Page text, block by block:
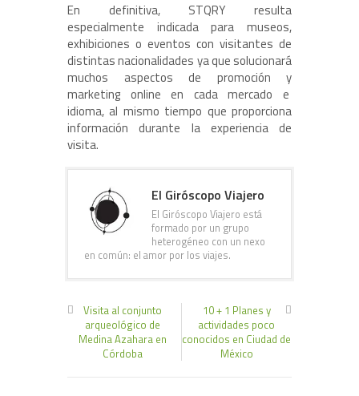
En definitiva, STQRY resulta
especialmente indicada para museos,
exhibiciones o eventos con visitantes de
distintas nacionalidades ya que solucionará
muchos aspectos de promoción y
marketing online en cada mercado e
idioma, al mismo tiempo que proporciona
información durante la experiencia de
visita.
El Giróscopo Viajero
El Giróscopo Viajero está
formado por un grupo
heterogéneo con un nexo
en común: el amor por los viajes.
Visita al conjunto
arqueológico de
Medina Azahara en
Córdoba
10 + 1 Planes y
actividades poco
conocidos en Ciudad de
México